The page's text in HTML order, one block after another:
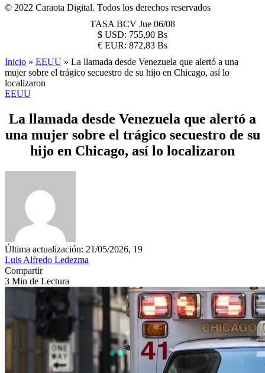
© 2022 Caraota Digital. Todos los derechos reservados
TASA BCV Jue 06/08
$ USD: 755,90 Bs
€ EUR: 872,83 Bs
Inicio » EEUU » La llamada desde Venezuela que alertó a una
mujer sobre el trágico secuestro de su hijo en Chicago, así lo
localizaron
EEUU
La llamada desde Venezuela que alertó a
una mujer sobre el trágico secuestro de su
hijo en Chicago, así lo localizaron
Última actualización: 21/05/2026, 19
Luis Alfredo Ledezma
Compartir
3 Min de Lectura